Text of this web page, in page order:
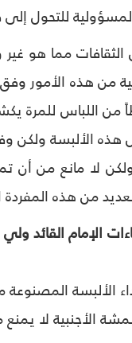
للتحول
الثقافات مما هو
من هذه الأمور
من اللباس للمرة
الألبسة ولكن
لا مانع من
من هذه المفردة
الإمام القائد
الألبسة
الأجنبية لا يمنع